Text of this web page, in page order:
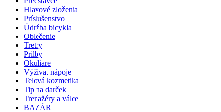
Hlavové zloženia
Príslušenstvo
Údržba bicykla
Oblečenie
Tretry
Prilby
Okuliare
Výživa, nápoje
Telová kozmetika
Tip na darček
Trenažéry a válce
BAZÁR